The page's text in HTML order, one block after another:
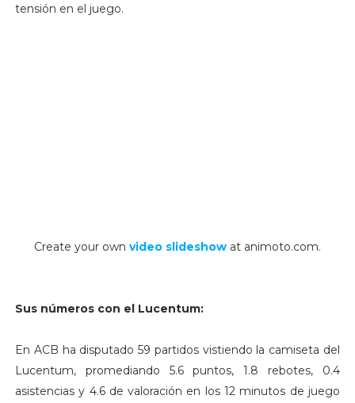
tensión en el juego.
Create your own video slideshowat animoto.com.
Sus números con el Lucentum:
En ACB ha disputado 59 partidos vistiendo la camiseta del
Lucentum, promediando 5.6 puntos, 1.8 rebotes, 0.4
asistencias y 4.6 de valoración en los 12 minutos de juego